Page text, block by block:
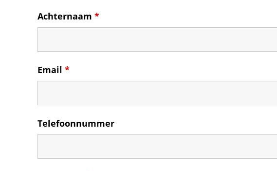
Achternaam *
Email *
Telefoonnummer